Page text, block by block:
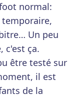
normal:
Un peu
c'est ça.
être testé sur
il est
de la